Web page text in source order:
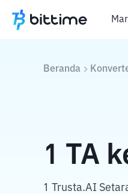
Beranda
1 TA
1 Trusta.AI